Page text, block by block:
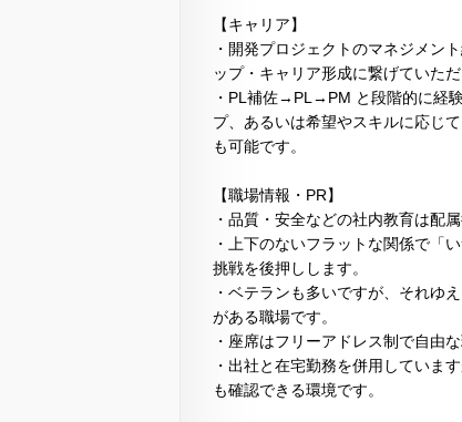
【キャリア】
・開発プロジェクトのマネジメン
ップ・キャリア形成に繋げていただ
・PL補佐→PL→PM と段階的に経
プ、あるいは希望やスキルに応じ
も可能です。
【職場情報・PR】
・品質・安全などの社内教育は配
・上下のないフラットな関係で「
挑戦を後押しします。
・ベテランも多いですが、それゆ
がある職場です。
・座席はフリーアドレス制で自由
・出社と在宅勤務を併用していま
も確認できる環境です。